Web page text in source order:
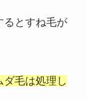
るとすね毛が
ダ毛は処理し